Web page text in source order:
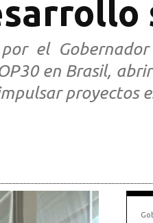
el
en Brasil,
proyectos